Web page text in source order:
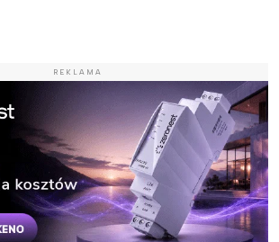
REKLAMA